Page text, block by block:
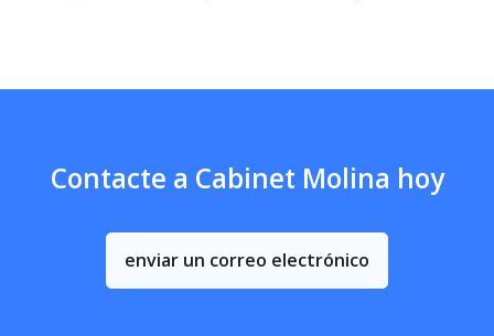
Contacte a Cabinet Molina hoy
enviar un correo electrónico